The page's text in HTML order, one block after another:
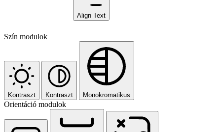
Align Text
Szín modulok
Kontraszt Kontraszt Monokromatikus
Orientáció modulok